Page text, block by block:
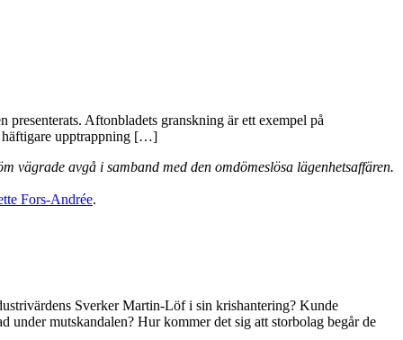
Aftonbladets granskning är ett exempel på
häftigare upptrappning […]
avgå i samband med den omdömeslösa lägenhetsaffären.
Fors-Andrée.
Sverker Martin-Löf i sin krishantering? Kunde
under mutskandalen? Hur kommer det sig att storbolag begår de